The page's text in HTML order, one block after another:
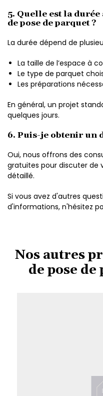
5. Quelle est la
de pose de parquet ?
La durée dépend de
La taille de l’espace à
Le type de parquet
Les préparations
En général, un projet
quelques jours.
6. Puis-je obtenir un
Oui, nous offrons des
gratuites pour discuter de
détaillé.
Si vous avez d'autres
d'informations, n'hésitez
Nos autres
de pose